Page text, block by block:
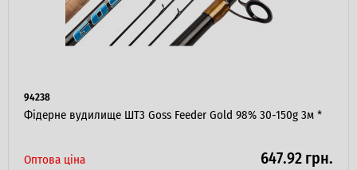
94238
Фідерне вудилище ШТ3 Goss Feeder Gold 98% 30-150g 3м *
Оптова ціна 647.92 грн.